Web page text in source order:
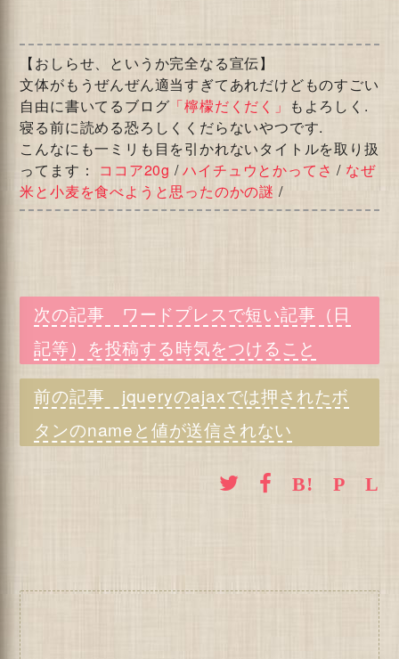
【おしらせ、というか完全なる宣伝】
文体がもうぜんぜん適当すぎてあれだけどものすごい
自由に書いてるブログ 「檸檬だくだく」 もよろしく.
寝る前に読める恐ろしくくだらないやつです.
こんなにも一ミリも目を引かれないタイトルを取り扱
ってます： ココア20g /ハイチュウとかってさ / なぜ
米と小麦を食べようと思ったのかの謎 /
ワードプレスで短い記事（日
記等）を投稿する時気をつけること
jqueryのajaxでは押されたボ
タンのnameと値が送信されない